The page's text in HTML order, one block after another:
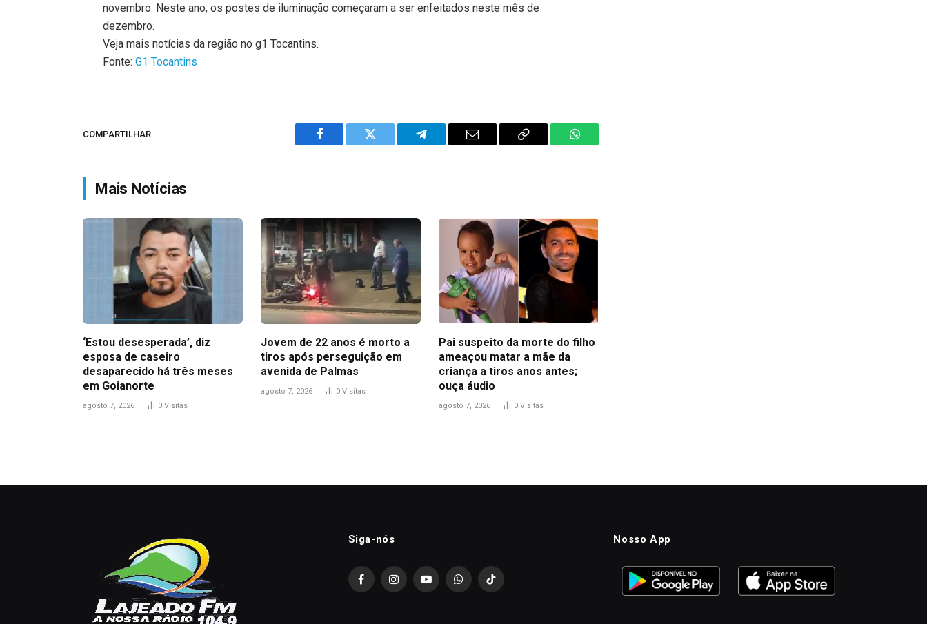
novembro. Neste ano, os postes de iluminação começaram a ser enfeitados neste mês de
dezembro.
Veja mais notícias da região no g1 Tocantins.
Fonte:G1 Tocantins
COMPARTILHAR.
Facebook Twitter Telegram Email
Copy
WhatsApp
Mais Notícias
‘Estou desesperada’, diz
esposa de caseiro
desaparecido há três meses
em Goianorte
agosto 7, 2026 0 Visitas
Jovem de 22 anos é morto a
tiros após perseguição em
avenida de Palmas
agosto 7, 2026 0 Visitas
Pai suspeito da morte do filho
ameaçou matar a mãe da
criança a tiros anos antes;
ouça áudio
agosto 7, 2026 0 Visitas
Siga-nós
FacebookInstagramYouTubeWhatsAppTikTok
Nosso App